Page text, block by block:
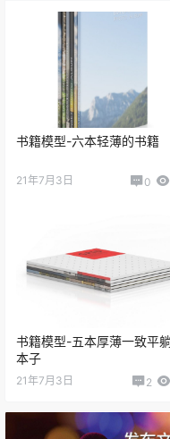
书籍模型-六本轻薄的书籍
21年7月3日 0
书籍模型-五本厚薄一致平
本子
21年7月3日 2